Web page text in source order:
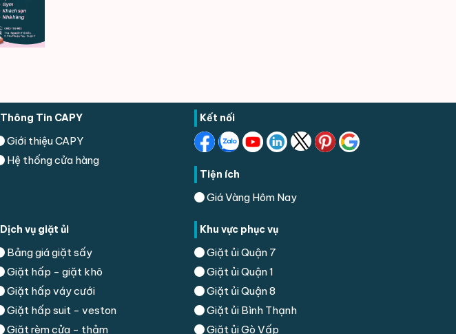
Thông Tin CAPY
Giới thiệu CAPY
Hệ thống cửa hàng
Kết nối
Tiện ích
Giá Vàng Hôm Nay
Dịch vụ giặt ủi
Bảng giá giặt sấy
Giặt hấp - giặt khô
Giặt hấp váy cưới
Giặt hấp suit - veston
Giặt rèm cửa - thảm
Khu vực phục vụ
Giặt ủi Quận 7
Giặt ủi Quận 1
Giặt ủi Quận 8
Giặt ủi Bình Thạnh
Giặt ủi Gò Vấp